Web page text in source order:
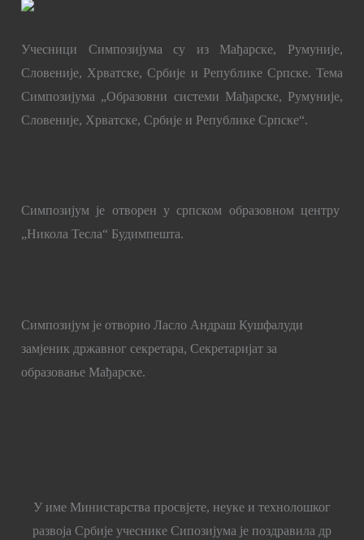
Учесници Симпозијума су из Мађарске, Румуније,
Словеније, Хрватске, Србије и Републике Српске. Тема
Симпозијума „Образовни системи Мађарске, Румуније,
Словеније, Хрватске, Србије и Републике Српске“.
Симпозијум је отворен у српском образовном центру
„Никола Тесла“ Будимпешта.
Симпозијум је отворио Ласло Андраш Кушфалуди
замјеник државног секретара, Секретаријат за
образовање Мађарске.
У име Министарства просвјете, неуке и технолошког
развоја Србије учеснике Сипозијума је поздравила др